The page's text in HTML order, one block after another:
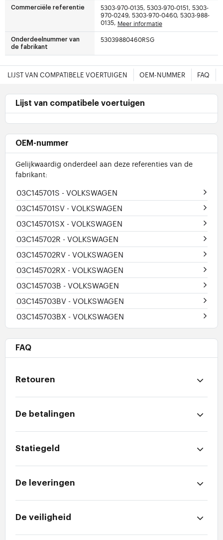
Commerciële referentie
5303-970-0135, 5303-970-0151, 5303-
970-0249, 5303-970-0460, 5303-988-
0135, Meer informatie
Onderdeelnummer van
de fabrikant
53039880460RSG
LIJST VAN COMPATIBELE VOERTUIGEN OEM-NUMMER FAQ
Lijst van compatibele voertuigen
OEM-nummer
Gelijkwaardig onderdeel aan deze referenties van de
fabrikant:
03C145701S - VOLKSWAGEN
03C145701SV - VOLKSWAGEN
03C145701SX - VOLKSWAGEN
03C145702R - VOLKSWAGEN
03C145702RV - VOLKSWAGEN
03C145702RX - VOLKSWAGEN
03C145703B - VOLKSWAGEN
03C145703BV - VOLKSWAGEN
03C145703BX - VOLKSWAGEN
FAQ
Retouren
De betalingen
Statiegeld
De leveringen
De veiligheid